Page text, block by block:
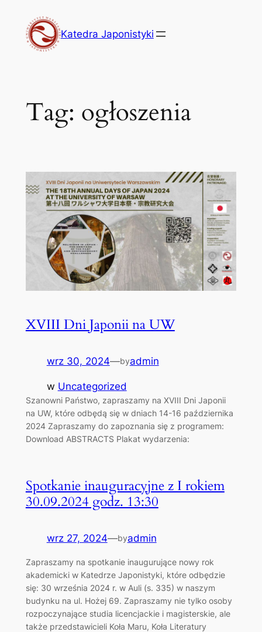
treści
Katedra Japonistyki
Tag: ogłoszenia
XVIII Dni Japonii na UW
wrz 30, 2024—byadmin
w Uncategorized
Szanowni Państwo, zapraszamy na XVIII Dni Japonii
na UW, które odbędą się w dniach 14-16 października
2024 Zapraszamy do zapoznania się z programem:
Download ABSTRACTS Plakat wydarzenia:
Spotkanie inauguracyjne z I rokiem
30.09.2024 godz. 13:30
wrz 27, 2024—byadmin
Zapraszamy na spotkanie inaugurujące nowy rok
akademicki w Katedrze Japonistyki, które odbędzie
się: 30 września 2024 r. w Auli (s. 335) w naszym
budynku na ul. Hożej 69. Zapraszamy nie tylko osoby
rozpoczynające studia licencjackie i magisterskie, ale
także przedstawicieli Koła Maru, Koła Literatury